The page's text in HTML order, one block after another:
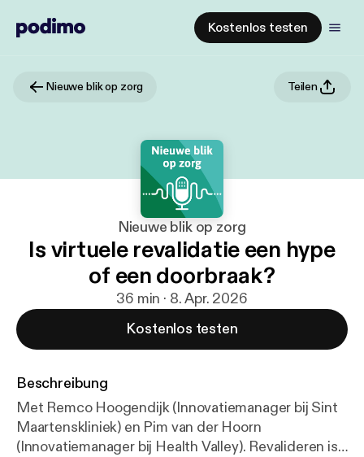
Kostenlos testen
Nieuwe blik op zorg Teilen
Nieuwe blik op zorg
Is virtuele revalidatie een hype
of een doorbraak?
36 min · 8. Apr. 2026
Kostenlos testen
Beschreibung
Met Remco Hoogendijk (Innovatiemanager bij Sint
Maartenskliniek) en Pim van der Hoorn
(Innovatiemanager bij Health Valley). Revalideren is